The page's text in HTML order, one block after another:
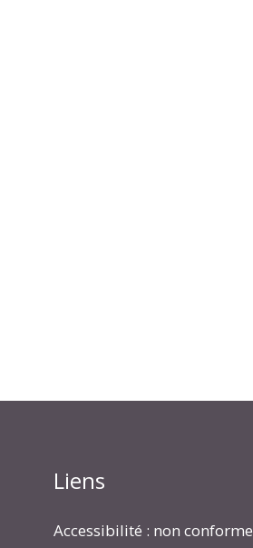
Liens
Accessibilité : non conforme